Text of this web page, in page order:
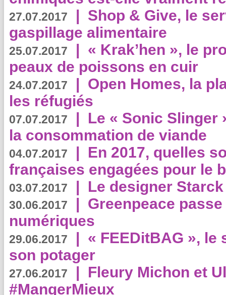
27.07.2017 | Shop & Give, le
gaspillage alimentaire
25.07.2017 | « Krak’hen », le
peaux de poissons en cuir
24.07.2017 | Open Homes, la
les réfugiés
07.07.2017 | Le « Sonic Slinger
la consommation de viande
04.07.2017 | En 2017, quelles
françaises engagées pour le
03.07.2017 | Le designer
30.06.2017 | Greenpeace
numériques
29.06.2017 | « FEEDitBAG », le
son potager
27.06.2017 | Fleury Michon et
#MangerMieux